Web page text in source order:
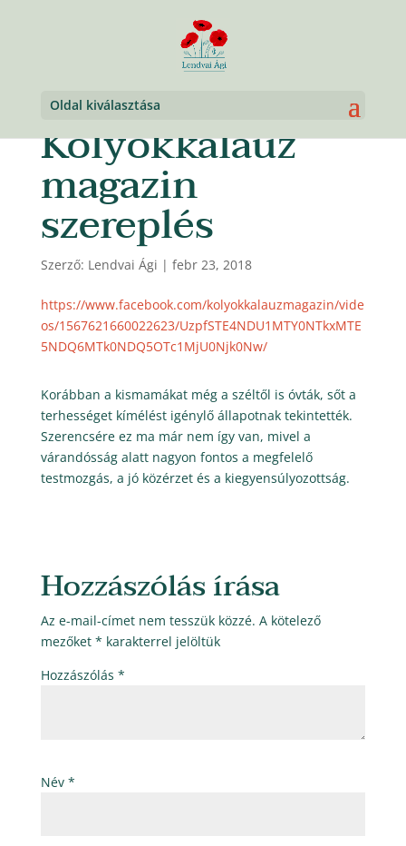
Oldal kiválasztása
Kölyökkalauz
magazin
szereplés
Szerző: Lendvai Ági | febr 23, 2018
https://www.facebook.com/kolyokkalauzmagazin/vide
os/1567621660022623/UzpfSTE4NDU1MTY0NTkxMTE
5NDQ6MTk0NDQ5OTc1MjU0Njk0Nw/
Korábban a kismamákat még a széltől is óvták, sőt a
terhességet kímélést igénylő állapotnak tekintették.
Szerencsére ez ma már nem így van, mivel a
várandósság alatt nagyon fontos a megfelelő
testmozgás, a jó közérzet és a kiegyensúlyozottság.
Hozzászólás írása
Az e-mail-címet nem tesszük közzé. A kötelező
mezőket * karakterrel jelöltük
Hozzászólás *
Név *